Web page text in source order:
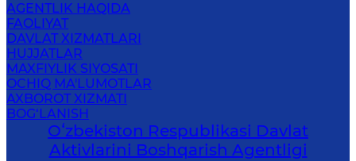
AGENTLIK HAQIDA
FAOLIYAT
DAVLAT XIZMATLARI
HUJJATLAR
MAXFIYLIK SIYOSATI
OCHIQ MA'LUMOTLAR
AXBOROT XIZMATI
BOG‘LANISH
Oʻzbekiston Respublikasi Davlat
Aktivlarini Boshqarish Agentligi